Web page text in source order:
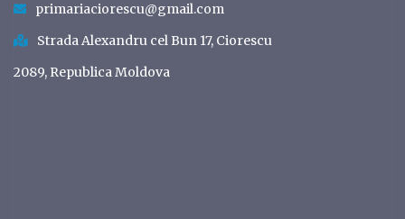
primariaciorescu@gmail.com
Strada Alexandru cel Bun 17, Ciorescu
2089, Republica Moldova